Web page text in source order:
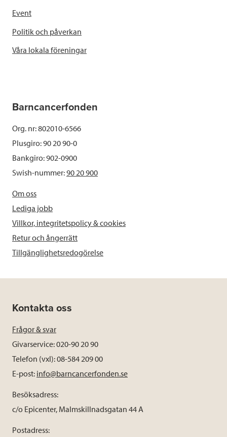
Event
Politik och påverkan
Våra lokala föreningar
Barncancerfonden
Org. nr: 802010-6566
Plusgiro: 90 20 90-0
Bankgiro: 902-0900
Swish-nummer:90 20 900
Om oss
Lediga jobb
Villkor, integritetspolicy & cookies
Retur och ångerrätt
Tillgänglighetsredogörelse
Kontakta oss
Frågor & svar
Givarservice: 020-90 20 90
Telefon (vxl): 08-584 209 00
E-post: info@barncancerfonden.se
Besöksadress:
c/o Epicenter, Malmskillnadsgatan 44 A
Postadress: